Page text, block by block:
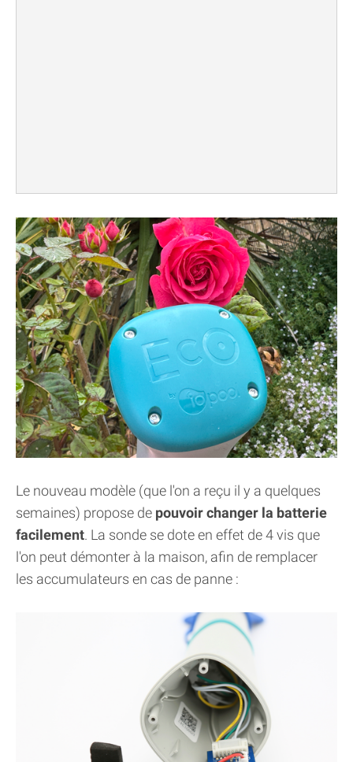
Le nouveau modèle (que l'on a reçu il y a quelques
semaines) propose de pouvoir changer la batterie
facilement. La sonde se dote en effet de 4 vis que
l'on peut démonter à la maison, afin de remplacer
les accumulateurs en cas de panne :